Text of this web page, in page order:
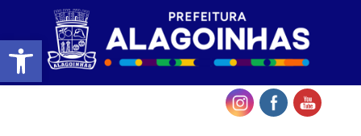
Barra de Ferramentas Aberta